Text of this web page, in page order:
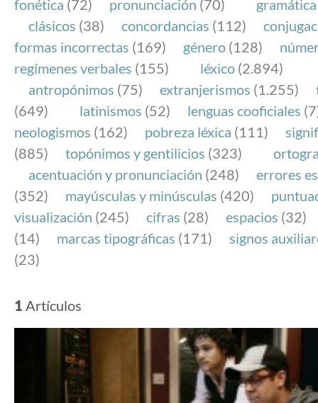
el buen uso del español en los medios de
Internet.
fonética (72) pronunciación (70) gramática
clásicos (38) concordancias (112)
formas incorrectas (169) género (128)
regímenes verbales (155) léxico (2.894)
antropónimos (75) extranjerismos (1.255)
(649)
latinismos (52) lenguas cooficiales
neologismos (162) pobreza léxica (111)
(885)
topónimos y gentilicios (323)
acentuación y pronunciación (248)
errores
(352)
mayúsculas y minúsculas (420)
visualización (245) cifras (28) espacios (32)
(14)
marcas tipográficas (171)
signos
(23)
1 Artículos